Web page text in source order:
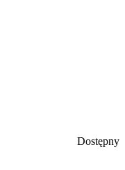
Dostępny